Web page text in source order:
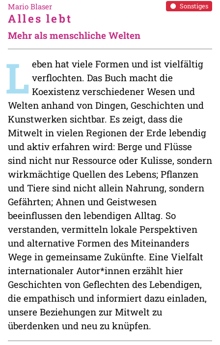
Sonstiges
Mario Blaser
Alles lebt
Mehr als menschliche Welten
L eben hat viele Formen und ist vielfältig
verflochten. Das Buch macht die
Koexistenz verschiedener Wesen und
Welten anhand von Dingen, Geschichten und
Kunstwerken sichtbar. Es zeigt, dass die
Mitwelt in vielen Regionen der Erde lebendig
und aktiv erfahren wird: Berge und Flüsse
sind nicht nur Ressource oder Kulisse, sondern
wirkmächtige Quellen des Lebens; Pflanzen
und Tiere sind nicht allein Nahrung, sondern
Gefährten; Ahnen und Geistwesen
beeinflussen den lebendigen Alltag. So
verstanden, vermitteln lokale Perspektiven
und alternative Formen des Miteinanders
Wege in gemeinsame Zukünfte. Eine Vielfalt
internationaler Autor*innen erzählt hier
Geschichten von Geflechten des Lebendigen,
die empathisch und informiert dazu einladen,
unsere Beziehungen zur Mitwelt zu
überdenken und neu zu knüpfen.